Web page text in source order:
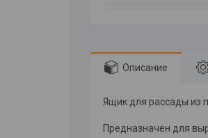
Описание
Ящик для рассады из
Предназначен для